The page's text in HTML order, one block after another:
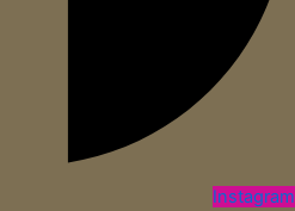
Instagram